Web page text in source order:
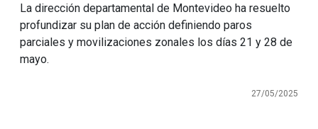
La dirección departamental de Montevideo ha resuelto
profundizar su plan de acción definiendo paros
parciales y movilizaciones zonales los días 21 y 28 de
mayo.
27/05/2025